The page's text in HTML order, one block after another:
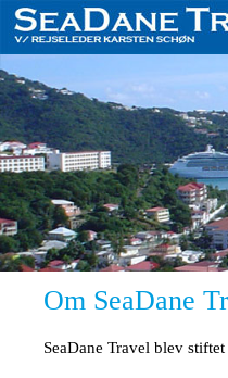
Om SeaDane
SeaDane Travel blev